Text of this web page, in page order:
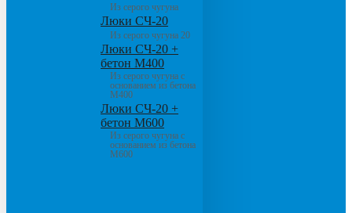
Из серого чугуна
Люки СЧ-20
Из серого чугуна 20
Люки СЧ-20 +
бетон М400
Из серого чугуна с
основанием из бетона
М400
Люки СЧ-20 +
бетон М600
Из серого чугуна с
основанием из бетона
М600